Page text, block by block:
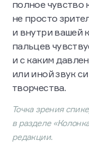
полное чувство
не просто
и внутри вашей
пальцев
и с каким
или иной звук
творчества.
Точка зрения
в разделе
редакции.